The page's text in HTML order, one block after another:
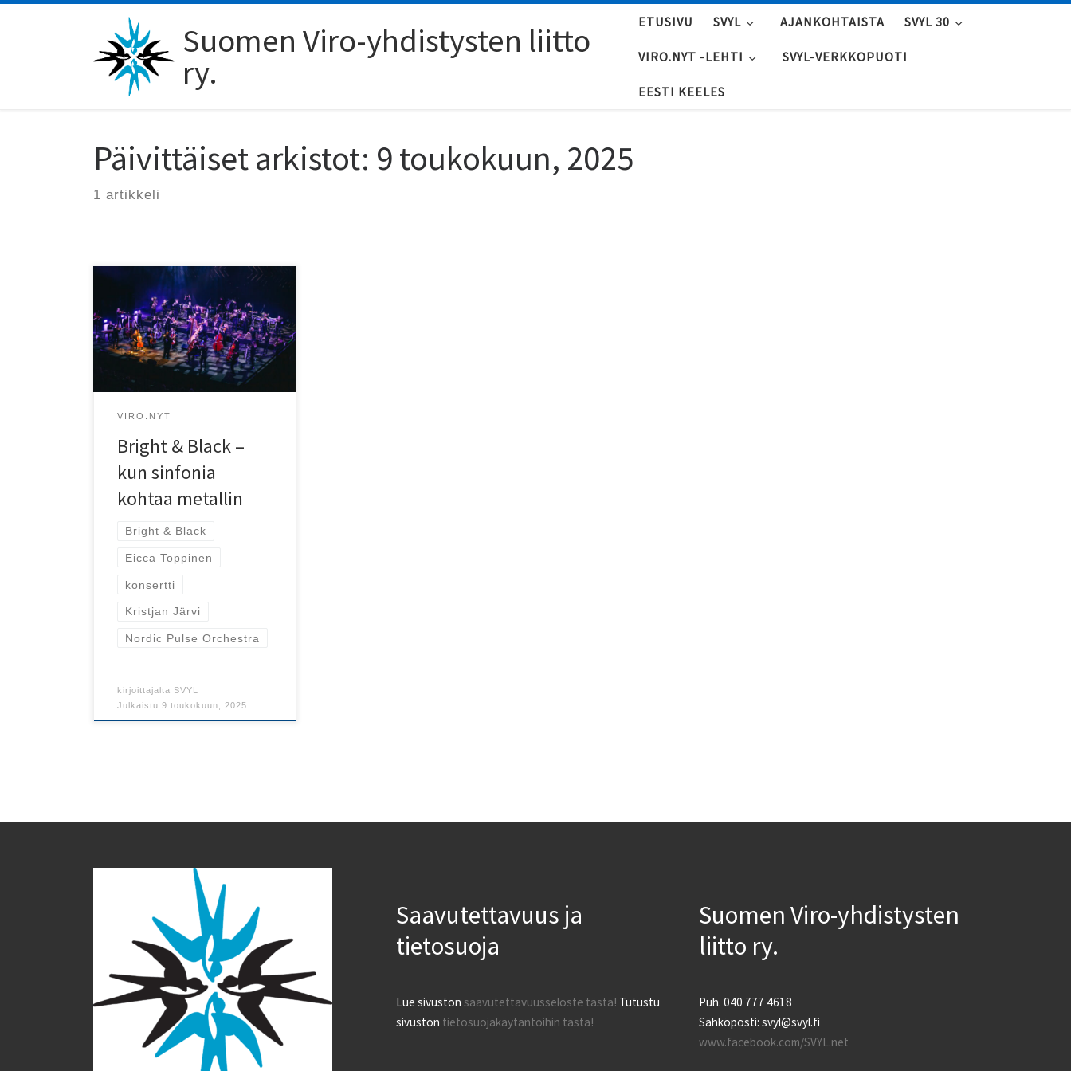
Suomen Viro-yhdistysten liitto
ry.
ETUSIVU SVYL AJANKOHTAISTA SVYL 30
VIRO.NYT -LEHTI SVYL-VERKKOPUOTI
EESTI KEELES
Päivittäiset arkistot: 9 toukokuun, 2025
1 artikkeli
Bright & Black tuo 17.5.
Finlandia-taloon ainutlaatuisen
musiikkielämyksen!
VIRO.NYT
Bright & Black –
kun sinfonia
kohtaa metallin
Bright & Black
Eicca Toppinen
konsertti
Kristjan Järvi
Nordic Pulse Orchestra
kirjoittajaltaSVYL
Julkaistu9 toukokuun, 2025
Saavutettavuus ja
tietosuoja
Lue sivuston saavutettavuusseloste tästä! Tutustu
sivuston tietosuojakäytäntöihin tästä!
Suomen Viro-yhdistysten
liitto ry.
Puh. 040 777 4618
Sähköposti: svyl@svyl.fi
www.facebook.com/SVYL.net